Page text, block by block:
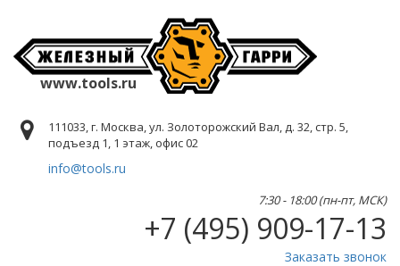
www.tools.ru
111033, г. Москва, ул. Золоторожский Вал, д. 32, стр. 5,
подъезд 1, 1 этаж, офис 02
info@tools.ru
7:30 - 18:00 (пн-пт, МСК)
+7 (495) 909-17-13
Заказать звонок